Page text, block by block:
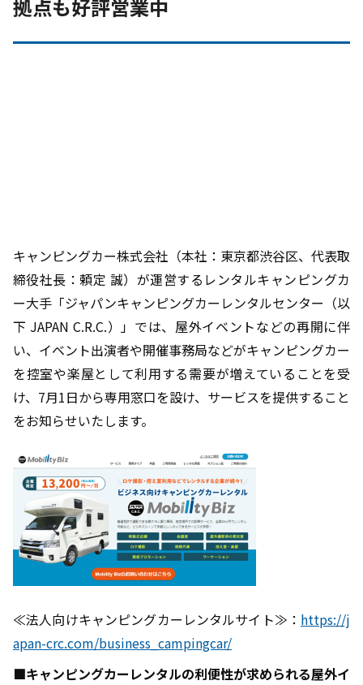
拠点も好評営業中
キャンピングカー株式会社（本社：東京都渋谷区、代表取
締役社長：頼定 誠）が運営するレンタルキャンピングカ
ー大手「ジャパンキャンピングカーレンタルセンター（以
下 JAPAN C.R.C.）」では、屋外イベントなどの再開に伴
い、イベント出演者や開催事務局などがキャンピングカー
を控室や楽屋として利用する需要が増えていることを受
け、 7月1日から専用窓口を設け、サービスを提供すること
をお知らせいたします。
≪法人向けキャンピングカーレンタルサイト≫： https://j
apan-crc.com/business_campingcar/
■キャンピングカーレンタルの利便性が求められる屋外イ